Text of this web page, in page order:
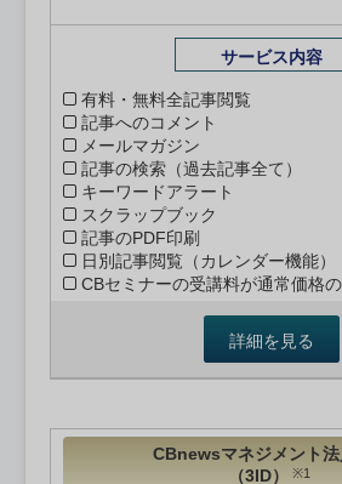
サービス内容
有料・無料全記事閲覧
記事へのコメント
メールマガジン
記事の検索（過去記事全て）
キーワードアラート
スクラップブック
記事のPDF印刷
日別記事閲覧（カレンダー機能）
CBセミナーの受講料が通常価格
詳細を見る
CBnewsマネジメント法
（3ID）
※1